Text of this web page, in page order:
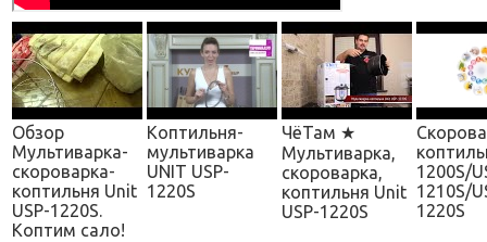
Обзор
Мультиварка-
скороварка-
коптильня Unit
USP-1220S.
Коптим сало!
Коптильня-
мультиварка
UNIT USP-
1220S
ЧёТам ★
Мультиварка,
скороварка,
коптильня Unit
USP-1220S
1200S/
1210S/
1220S